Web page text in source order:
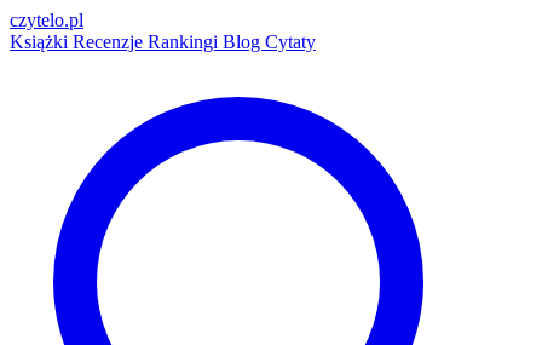
czytelo.pl
Książki Recenzje Rankingi Blog Cytaty